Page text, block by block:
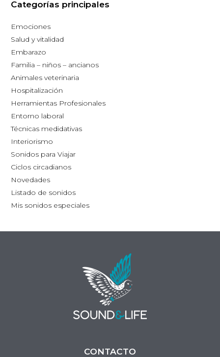
55,00€
variantes.
página
Categorías principales
Emociones
Salud y vitalidad
Embarazo
Familia – niños – ancianos
Animales veterinaria
Hospitalización
Herramientas Profesionales
Entorno laboral
Técnicas medidativas
Interiorismo
Sonidos para Viajar
Ciclos circadianos
Novedades
Listado de sonidos
Mis sonidos especiales
CONTACTO